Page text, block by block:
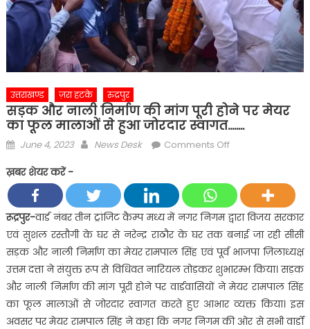
उत्तराखण्ड ज़रा हटके रुद्रपुर
सड़क और नाली निर्माण की मांग पूरी होने पर मेयर
का फूल मालाओं से हुआ जोरदार स्वागत……..
Posted
June 4, 2023 Author
News Desk Comments Offon
नाली
निर्माण
की
मांग
पूरी
होने
पर
मेयर
का
ख़बर शेयर करें -
रूद्रपुर-वार्ड नंबर तीन ट्रांजिट कैम्प मध्य में नगर निगम द्वारा विजय सरकार
एवं सुशल रस्तौगी के घर से नरेन्द्र राठौर के घर तक बनाई जा रही सीसी
सड़क और नाली निर्माण का मेयर रामपाल सिंह एवं पूर्व भाजपा ज़िलाध्यक्ष
उत्तम दत्ता ने संयुक्त रूप से विधिवत नारियल तोड़कर शुभारम्भ किया। सड़क
और नाली निर्माण की मांग पूरी होने पर वार्डवासियों ने मेयर रामपाल सिंह
का फूल मालाओं से जोरदार स्वागत करते हुए आभार व्यक्त किया। इस
अवसर पर मेयर रामपाल सिंह ने कहा कि नगर निगम की ओर से सभी वार्डों